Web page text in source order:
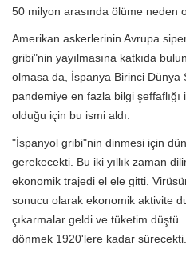
50 milyon arasında ölüme neden
Amerikan askerlerinin Avrupa
gribi"nin yayılmasına katkıda
olmasa da, İspanya Birinci Dünya
pandemiye en fazla bilgi
olduğu için bu ismi aldı.
"İspanyol gribi"nin dinmesi için
gerekecekti. Bu iki yıllık zaman
ekonomik trajedi el ele gitti.
sonucu olarak ekonomik aktivite
çıkarmalar geldi ve tüketim
dönmek 1920'lere kadar sürecekti.